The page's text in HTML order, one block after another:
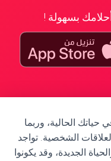
بسهولة !
الحالية، وربما
الشخصية. تواجد
الجديدة، وقد يكونوا